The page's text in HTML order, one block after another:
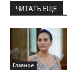
ЧИТАТЬ ЕЩЕ
Главное